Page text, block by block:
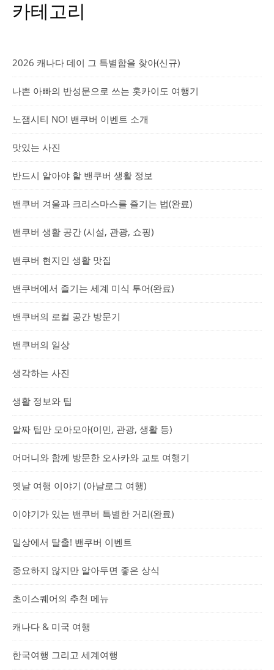
카테고리
2026 캐나다 데이 그 특별함을 찾아(신규)
나쁜 아빠의 반성문으로 쓰는 홋카이도 여행기
노잼시티 NO! 밴쿠버 이벤트 소개
맛있는 사진
반드시 알아야 할 밴쿠버 생활 정보
밴쿠버 겨울과 크리스마스를 즐기는 법(완료)
밴쿠버 생활 공간 (시설, 관광, 쇼핑)
밴쿠버 현지인 생활 맛집
밴쿠버에서 즐기는 세계 미식 투어(완료)
밴쿠버의 로컬 공간 방문기
밴쿠버의 일상
생각하는 사진
생활 정보와 팁
알짜 팁만 모아모아(이민, 관광, 생활 등)
어머니와 함께 방문한 오사카와 교토 여행기
옛날 여행 이야기 (아날로그 여행)
이야기가 있는 밴쿠버 특별한 거리(완료)
일상에서 탈출! 밴쿠버 이벤트
중요하지 않지만 알아두면 좋은 상식
초이스퀘어의 추천 메뉴
캐나다 & 미국 여행
한국여행 그리고 세계여행